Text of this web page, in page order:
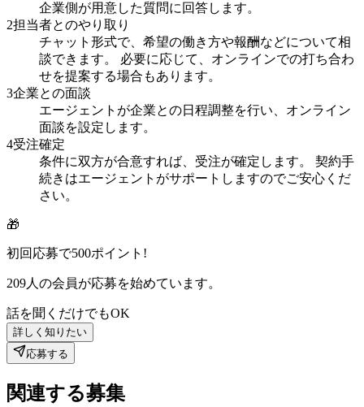
企業側が用意した質問に回答します。
2担当者とのやり取り
チャット形式で、希望の働き方や報酬などについて相
談できます。 必要に応じて、オンラインでの打ち合わ
せを提案する場合もあります。
3企業との面談
エージェントが企業との日程調整を行い、オンライン
面談を設定します。
4受注確定
条件に双方が合意すれば、受注が確定します。 契約手
続きはエージェントがサポートしますのでご安心くだ
さい。
🎁
初回応募で500ポイント!
209人の会員が応募を始めています。
話を聞くだけでもOK
詳しく知りたい
応募する
関連する募集